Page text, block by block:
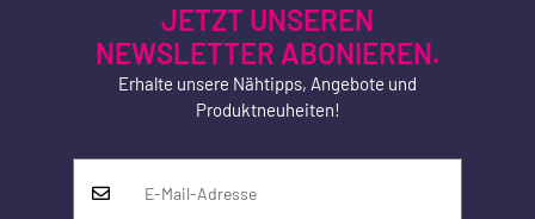
JETZT UNSEREN
NEWSLETTER ABONIEREN.
Erhalte unsere Nähtipps, Angebote und
Produktneuheiten!